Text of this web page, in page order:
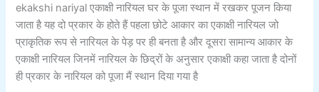
ekakshi nariyal एकाक्षी नारियल घर के पूजा स्थान में रखकर पूजन किया
जाता है यह दो प्रकार के होते हैं पहला छोटे आकार का एकाक्षी नारियल जो
प्राकृतिक रूप से नारियल के पेड़ पर ही बनता है और दूसरा सामान्य आकार के
एकाक्षी नारियल जिनमें नारियल के छिद्रों के अनुसार एकाक्षी कहा जाता है दोनों
ही प्रकार के नारियल को पूजा मैं स्थान दिया गया है